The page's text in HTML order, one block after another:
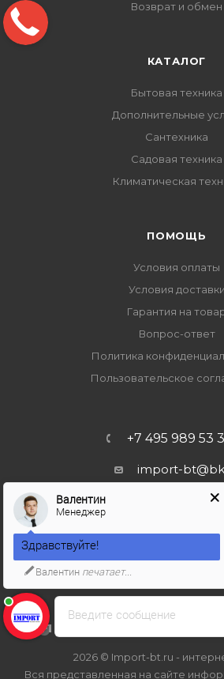
Возврат и обмен
КАТАЛОГ
Бытовая техника
Дополнительные
Сантехника
Садовая техника
Климатическая
ПОМОЩЬ
Условия оплаты
Условия доставки
Гарантия на
Вопрос-ответ
Политика
Пользовательское
+7 495 989 53
import-
г. Москва, ул. Льва
2026 © Import-bt.ru -
Вся представленная на сайте
Введите сообщение
Валентин
Менеджер
Здравствуйте!
Валентин печатает...